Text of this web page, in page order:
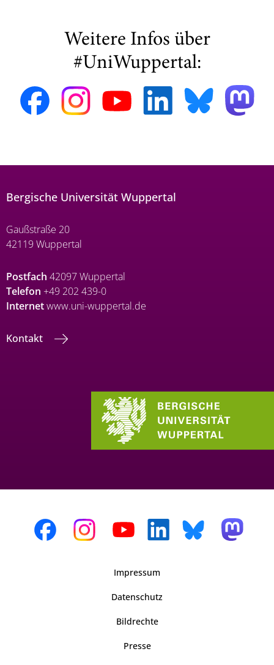
Weitere Infos über
#UniWuppertal:
Bergische Universität Wuppertal
Gaußstraße 20
42119 Wuppertal
Postfach 42097 Wuppertal
Telefon +49 202 439-0
Internetwww.uni-wuppertal.de
Kontakt
Impressum
Datenschutz
Bildrechte
Presse